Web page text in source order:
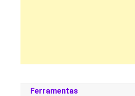
Ferramentas